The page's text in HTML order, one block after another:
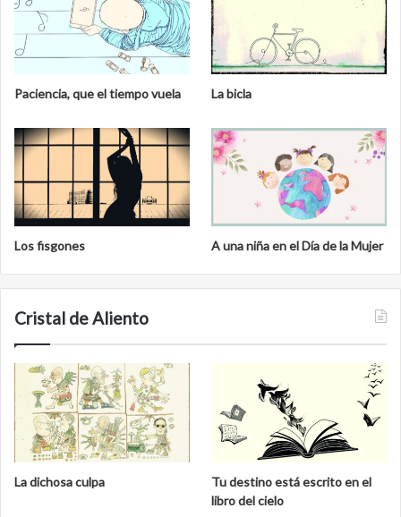
Paciencia, que el tiempo vuela La bicla
Los fisgones A una niña en el Día de la Mujer
Cristal de Aliento
La dichosa culpa
Tu destino está escrito en el
libro del cielo